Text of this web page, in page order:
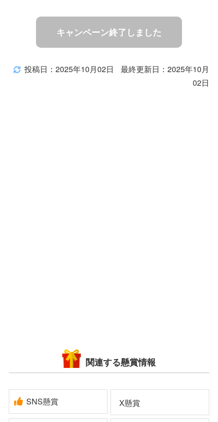
キャンペーン終了しました
投稿日：2025年10月02日
最終更新日：2025年10月
02日
関連する懸賞情報
SNS懸賞 X懸賞